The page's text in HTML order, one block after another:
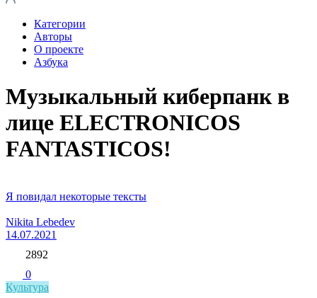
Категории
Авторы
О проекте
Азбука
Музыкальный киберпанк в
лице ELECTRONICOS
FANTASTICOS!
Я повидал некоторые тексты
Nikita Lebedev
14.07.2021
2892
0
Культура